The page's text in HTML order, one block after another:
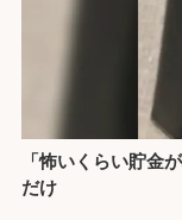
「怖いくらい貯金
だけ